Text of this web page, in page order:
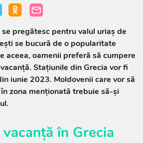
pregătesc pentru valul uriaș de
se bucură de o popularitate
aceea, oamenii preferă să cumpere
Stațiunile din Grecia vor fi
iunie 2023. Moldovenii care vor să
zona menționată trebuie să-și
în Grecia